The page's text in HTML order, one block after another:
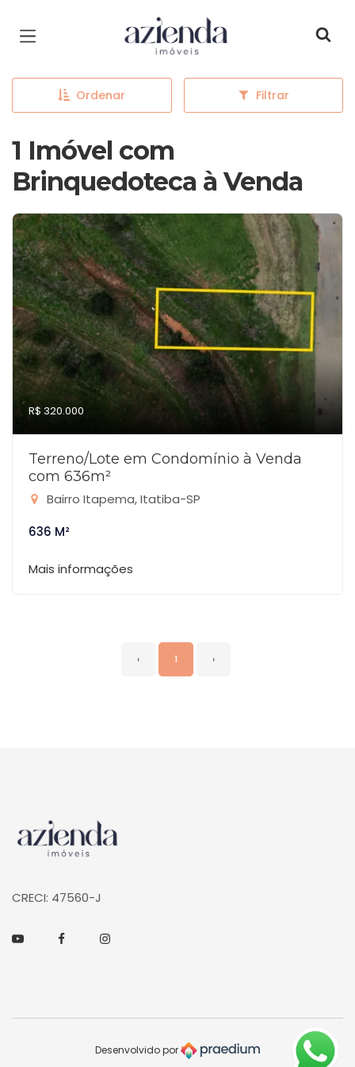
Página inicial
Ordenar Filtrar
1 Imóvel com
Brinquedoteca à Venda
R$ 320.000
Terreno/Lote em Condomínio à Venda
com 636m²
Bairro Itapema, Itatiba-SP
636 M²
Mais informações
‹ 1 ›
Página inicial
CRECI: 47560-J
YoutubeFacebookInstagram
Desenvolvido por